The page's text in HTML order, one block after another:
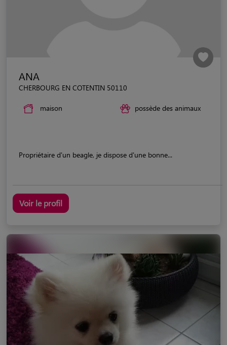
ANA
CHERBOURG EN COTENTIN 50110
maison possède des animaux
Propriétaire d'un beagle, je dispose d'une bonne...
Voir le profil